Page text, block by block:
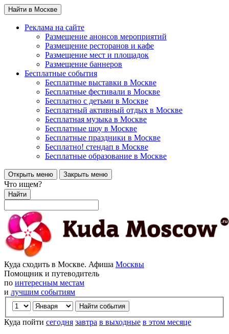
Найти в Москве
Реклама на сайте
Размещение анонсов мероприятий
Размещение ресторанов и кафе
Размещение мест и площадок
Размещение баннеров
Бесплатные события
Бесплатные выставки в Москве
Бесплатные фестивали в Москве
Бесплатно с детьми в Москве
Бесплатный активный отдых в Москве
Бесплатная музыка в Москве
Бесплатные шоу в Москве
Бесплатные праздники в Москве
Бесплатно! стендап в Москве
Бесплатные образование в Москве
Открыть меню Закрыть меню
Что ищем?
Найти
Куда сходить в Москве. Афиша Москвы
Помощник и путеводитель
по интересным местам
и лучшим событиям
Куда пойти сегодня завтра в выходные в этом месяце